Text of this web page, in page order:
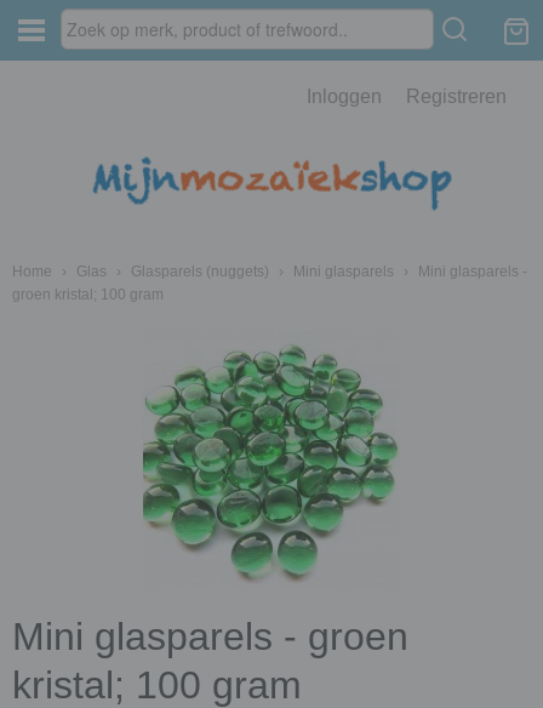
Inloggen Registreren
Home › Glas › Glasparels (nuggets) › Mini glasparels ›
Mini glasparels -
groen kristal; 100 gram
Mini glasparels - groen
kristal; 100 gram